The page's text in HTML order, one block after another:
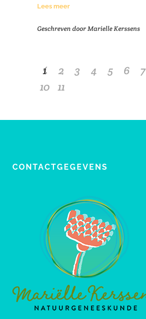
Lees meer
Geschreven doorMarielle Kerssens
1 2 3 4 5 6 7
10
11
CONTACTGEGEVENS